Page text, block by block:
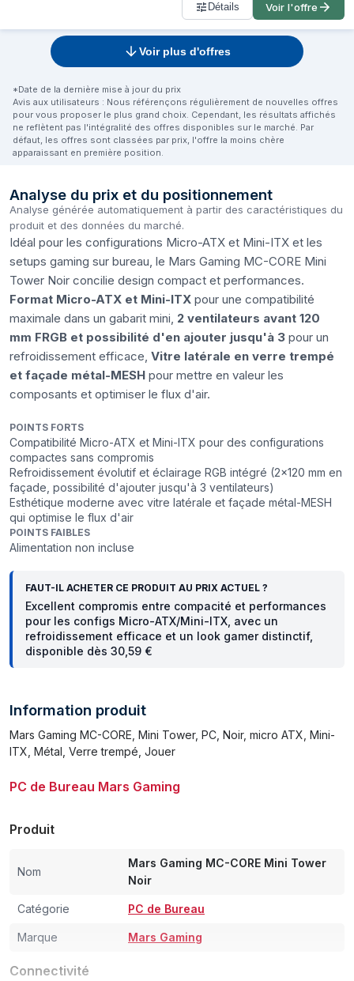
Détails Voir l'offre
Voir plus d'offres
*Date de la dernière mise à jour du prix
Avis aux utilisateurs : Nous référençons régulièrement de nouvelles offres
pour vous proposer le plus grand choix. Cependant, les résultats affichés
ne reflètent pas l'intégralité des offres disponibles sur le marché. Par
défaut, les offres sont classées par prix, l'offre la moins chère
apparaissant en première position.
Analyse du prix et du positionnement
Analyse générée automatiquement à partir des caractéristiques du
produit et des données du marché.
Idéal pour les configurations Micro-ATX et Mini-ITX et les
setups gaming sur bureau, le Mars Gaming MC-CORE Mini
Tower Noir concilie design compact et performances.
Format Micro-ATX et Mini-ITX pour une compatibilité
maximale dans un gabarit mini, 2 ventilateurs avant 120
mm FRGB et possibilité d'en ajouter jusqu'à 3 pour un
refroidissement efficace, Vitre latérale en verre trempé
et façade métal-MESH pour mettre en valeur les
composants et optimiser le flux d'air.
POINTS FORTS
Compatibilité Micro-ATX et Mini-ITX pour des configurations
compactes sans compromis
Refroidissement évolutif et éclairage RGB intégré (2x120 mm en
façade, possibilité d'ajouter jusqu'à 3 ventilateurs)
Esthétique moderne avec vitre latérale et façade métal-MESH
qui optimise le flux d'air
POINTS FAIBLES
Alimentation non incluse
FAUT-IL ACHETER CE PRODUIT AU PRIX ACTUEL ?
Excellent compromis entre compacité et performances
pour les configs Micro-ATX/Mini-ITX, avec un
refroidissement efficace et un look gamer distinctif,
disponible dès 30,59 €
Information produit
Mars Gaming MC-CORE, Mini Tower, PC, Noir, micro ATX, Mini-
ITX, Métal, Verre trempé, Jouer
PC de Bureau Mars Gaming
Produit
Nom
Mars Gaming MC-CORE Mini Tower
Noir
Catégorie PC de Bureau
Marque Mars Gaming
Connectivité